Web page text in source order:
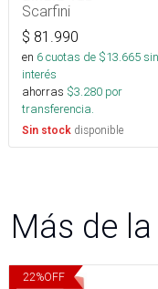
Scarfini
$ 81.990
en 6cuotas de $13.665sin
interés
ahorras $3.280 por
transferencia.
Sin stock disponible
Más de
22%OFF